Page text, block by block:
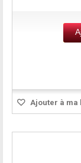
Ajouter à ma